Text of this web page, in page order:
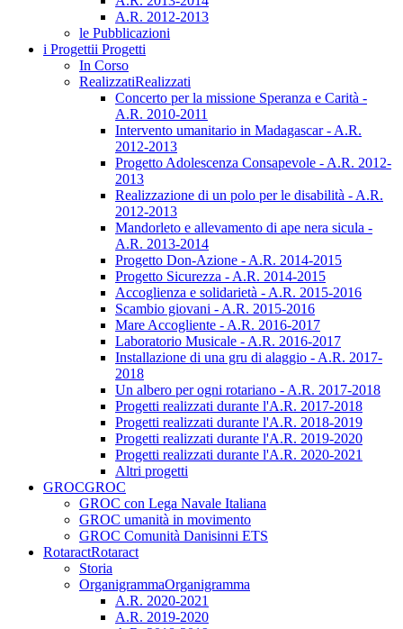
A.R. 2012-2013
le Pubblicazioni
i Progettii Progetti
In Corso
RealizzatiRealizzati
Concerto per la missione Speranza e Carità -
A.R. 2010-2011
Intervento umanitario in Madagascar - A.R.
2012-2013
Progetto Adolescenza Consapevole - A.R. 2012-
2013
Realizzazione di un polo per le disabilità - A.R.
2012-2013
Mandorleto e allevamento di ape nera sicula -
A.R. 2013-2014
Progetto Don-Azione - A.R. 2014-2015
Progetto Sicurezza - A.R. 2014-2015
Accoglienza e solidarietà - A.R. 2015-2016
Scambio giovani - A.R. 2015-2016
Mare Accogliente - A.R. 2016-2017
Laboratorio Musicale - A.R. 2016-2017
Installazione di una gru di alaggio - A.R. 2017-
2018
Un albero per ogni rotariano - A.R. 2017-2018
Progetti realizzati durante l'A.R. 2017-2018
Progetti realizzati durante l'A.R. 2018-2019
Progetti realizzati durante l'A.R. 2019-2020
Progetti realizzati durante l'A.R. 2020-2021
Altri progetti
GROCGROC
GROC con Lega Navale Italiana
GROC umanità in movimento
GROC Comunità Danisinni ETS
RotaractRotaract
Storia
OrganigrammaOrganigramma
A.R. 2020-2021
A.R. 2019-2020